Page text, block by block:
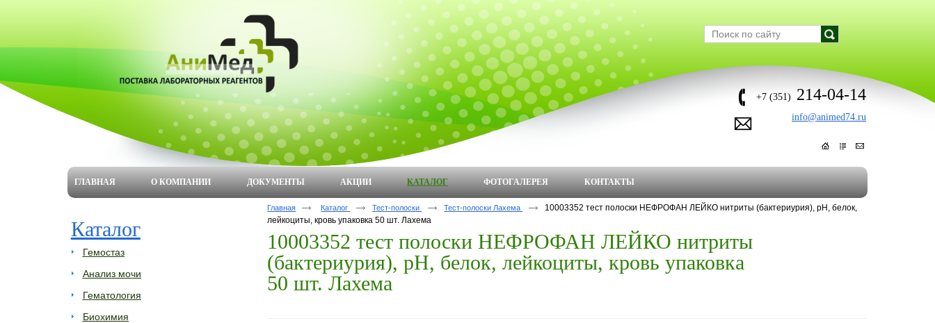
+7 (351) 214-04-14
info@animed74.ru
ГЛАВНАЯ О КОМПАНИИ ДОКУМЕНТЫ АКЦИИ КАТАЛОГ ФОТОГАЛЕРЕЯ КОНТАКТЫ
Каталог
Гемостаз
Анализ мочи
Гематология
Биохимия
Главная Каталог Тест-полоски Тест-полоски Лахема
10003352 тест полоски НЕФРОФАН ЛЕЙКО нитриты (бактериурия), рН, белок,
лейкоциты, кровь упаковка 50 шт. Лахема
10003352 тест полоски НЕФРОФАН ЛЕЙКО нитриты
(бактериурия), рН, белок, лейкоциты, кровь упаковка
50 шт. Лахема